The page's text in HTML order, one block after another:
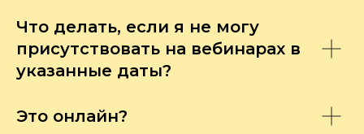
Что делать, если я не могу
присутствовать на вебинарах в
указанные даты?
Это онлайн?